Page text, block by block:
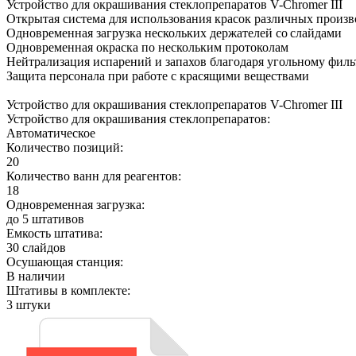
Устройство для окрашивания стеклопрепаратов V-Chromer III
Открытая система для использования красок различных
Одновременная загрузка нескольких держателей со слайдами
Одновременная окраска по нескольким протоколам
Нейтрализация испарений и запахов благодаря угольному
Защита персонала при работе с красящими веществами
Устройство для окрашивания стеклопрепаратов V-Chromer III
Устройство для окрашивания стеклопрепаратов:
Автоматическое
Количество позиций:
20
Количество ванн для реагентов:
18
Одновременная загрузка:
до 5 штативов
Емкость штатива:
30 слайдов
Осушающая станция:
В наличии
Штативы в комплекте:
3 штуки